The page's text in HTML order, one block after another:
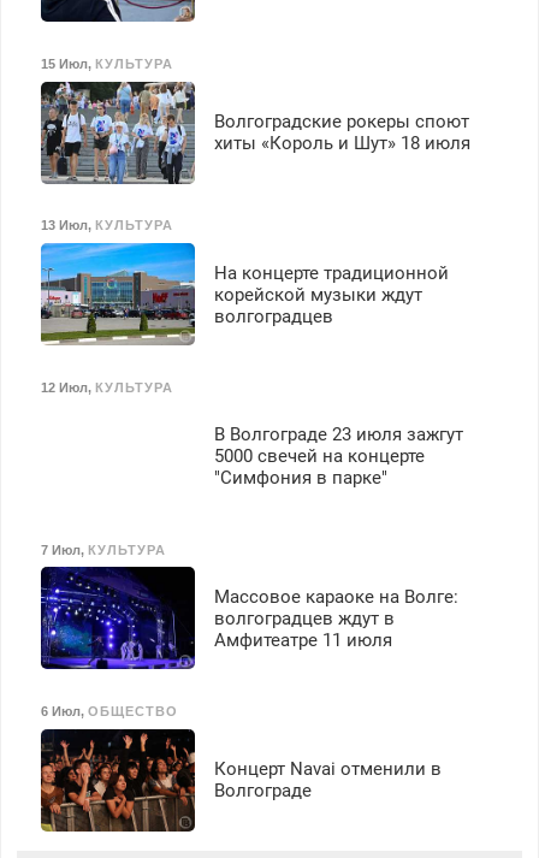
15 Июл, КУЛЬТУРА
Волгоградские рокеры споют
хиты «Король и Шут» 18 июля
13 Июл, КУЛЬТУРА
На концерте традиционной
корейской музыки ждут
волгоградцев
12 Июл, КУЛЬТУРА
В Волгограде 23 июля зажгут
5000 свечей на концерте
"Симфония в парке"
7 Июл, КУЛЬТУРА
Массовое караоке на Волге:
волгоградцев ждут в
Амфитеатре 11 июля
6 Июл, ОБЩЕСТВО
Концерт Navai отменили в
Волгограде